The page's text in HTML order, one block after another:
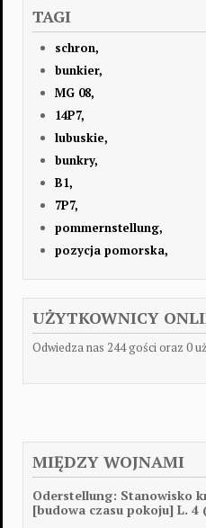
TAGI
schron,
bunkier,
MG 08,
14P7,
lubuskie,
bunkry,
B1,
7P7,
pommernstellung,
pozycja pomorska,
UŻYTKOWNICY
Odwiedza nas 244 gości oraz 0
MIĘDZY WOJNAMI
Oderstellung: Stanowisko
[budowa czasu pokoju] L. 4